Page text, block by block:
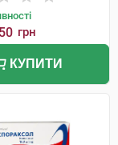
грн
КУПИТИ